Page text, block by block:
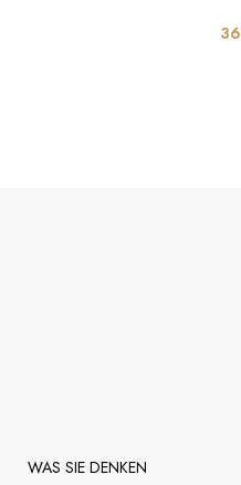
WAS SIE DENKEN